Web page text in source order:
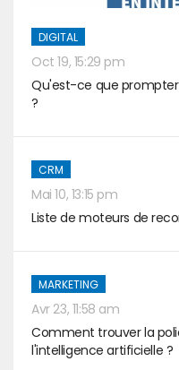
DIGITAL
Oct 19, 15:29 pm
Qu'est-ce que
?
CRM
Mai 10, 13:15 pm
Liste de moteurs de
MARKETING
Avr 23, 11:58 am
Comment trouver la
l'intelligence artificielle ?